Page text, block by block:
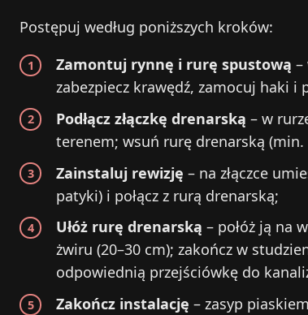
Postępuj według poniższych kroków:
Zamontuj rynnę i rurę spustową –
zabezpiecz krawędź, zamocuj haki i
Podłącz złączkę drenarską – w
terenem; wsuń rurę drenarską (min.
Zainstaluj rewizję – na złączce
patyki) i połącz z rurą drenarską;
Ułóż rurę drenarską – połóż ją na
żwiru (20–30 cm); zakończ w
odpowiednią przejściówkę do
Zakończ instalację – zasyp